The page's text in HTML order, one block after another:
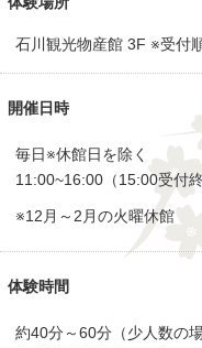
石川観光物産館 3F ※受付
開催日時
毎日※休館日を除く
11:00~16:00（15:00受付
※12月～2月の火曜休館
体験時間
約40分～60分（少人数の場